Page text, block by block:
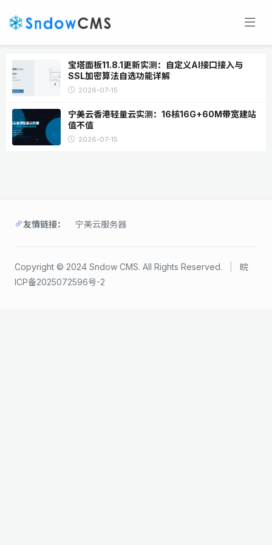
宝塔面板11.8.1更新实测：自定义AI接口接入与
SSL加密算法自选功能详解
2026-07-15
宁美云香港轻量云实测：16核16G+60M带宽建站
值不值
2026-07-15
友情链接： 宁美云服务器
Copyright © 2024 Sndow CMS. All Rights Reserved.
皖
ICP备2025072596号-2